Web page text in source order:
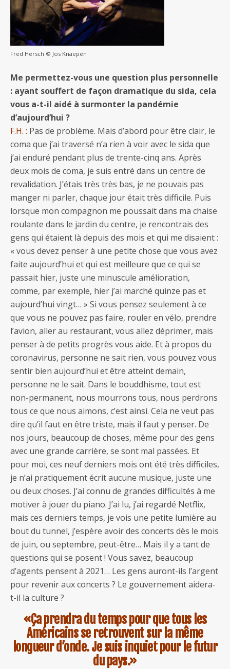
Fred Hersch © Jos Knaepen
Me permettez-vous une question plus personnelle
: ayant souffert de façon dramatique du sida, cela
vous a-t-il aidé à surmonter la pandémie
d’aujourd’hui ?
F.H. : Pas de problème. Mais d’abord pour être clair, le
coma que j’ai traversé n’a rien à voir avec le sida que
j’ai enduré pendant plus de trente-cinq ans. Après
deux mois de coma, je suis entré dans un centre de
revalidation. J’étais très très bas, je ne pouvais pas
manger ni parler, chaque jour était très difficile. Puis
lorsque mon compagnon me poussait dans ma chaise
roulante dans le jardin du centre, je rencontrais des
gens qui étaient là depuis des mois et qui me disaient :
« vous devez penser à une petite chose que vous avez
faite aujourd’hui et qui est meilleure que ce qui se
passait hier, juste une minuscule amélioration,
comme, par exemple, hier j’ai marché quinze pas et
aujourd’hui vingt… » Si vous pensez seulement à ce
que vous ne pouvez pas faire, rouler en vélo, prendre
l’avion, aller au restaurant, vous allez déprimer, mais
penser à de petits progrès vous aide. Et à propos du
coronavirus, personne ne sait rien, vous pouvez vous
sentir bien aujourd’hui et être atteint demain,
personne ne le sait. Dans le bouddhisme, tout est
non-permanent, nous mourrons tous, nous perdrons
tous ce que nous aimons, c’est ainsi. Cela ne veut pas
dire qu’il faut en être triste, mais il faut y penser. De
nos jours, beaucoup de choses, même pour des gens
avec une grande carrière, se sont mal passées. Et
pour moi, ces neuf derniers mois ont été très difficiles,
je n’ai pratiquement écrit aucune musique, juste une
ou deux choses. J’ai connu de grandes difficultés à me
motiver à jouer du piano. J’ai lu, j’ai regardé Netflix,
mais ces derniers temps, je vois une petite lumière au
bout du tunnel, j’espère avoir des concerts dès le mois
de juin, ou septembre, peut-être… Mais il y a tant de
questions qui se posent ! Vous savez, beaucoup
d’agents pensent à 2021… Les gens auront-ils l’argent
pour revenir aux concerts ? Le gouvernement aidera-
t-il la culture ?
«Ça prendra du temps pour que tous les
Américains se retrouvent sur la même
longueur d’onde. Je suis inquiet pour le futur
du pays.»